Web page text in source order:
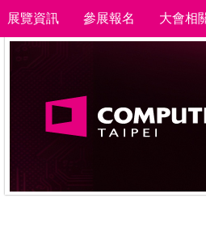
展覽資訊 參展報名 大會相